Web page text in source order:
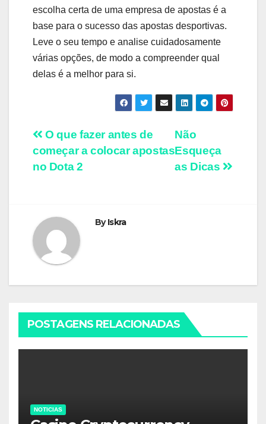
escolha certa de uma empresa de apostas é a
base para o sucesso das apostas desportivas.
Leve o seu tempo e analise cuidadosamente
várias opções, de modo a compreender qual
delas é a melhor para si.
Navegação
de
Não
Esqueça
as Dicas
O que fazer antes de
começar a colocar apostas
no Dota 2
ByIskra
POSTAGENS RELACIONADAS
NOTICIAS